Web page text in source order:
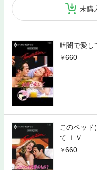
未購
暗闇で愛し
660
このベッ
て ＩＶ
660